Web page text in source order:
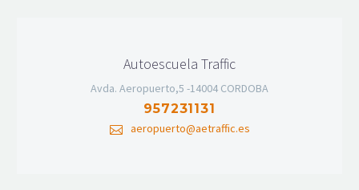
Autoescuela Traffic
Avda. Aeropuerto,5 -14004 CORDOBA
957231131
aeropuerto@aetraffic.es